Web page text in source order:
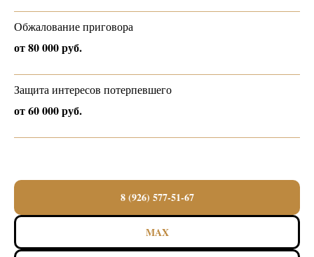
Обжалование приговора
от 80 000 руб.
Защита интересов потерпевшего
от 60 000 руб.
8 (926) 577-51-67
MAX